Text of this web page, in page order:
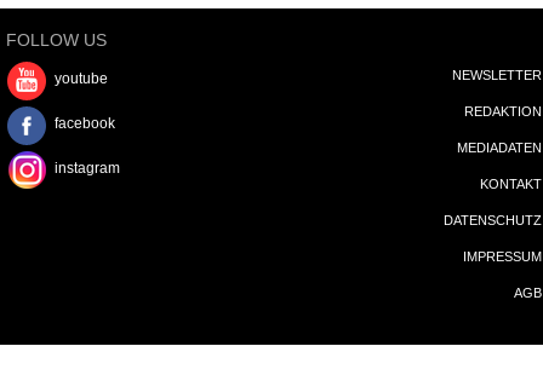
FOLLOW US
youtube
facebook
instagram
NEWSLETTER
REDAKTION
MEDIADATEN
KONTAKT
DATENSCHUTZ
IMPRESSUM
AGB